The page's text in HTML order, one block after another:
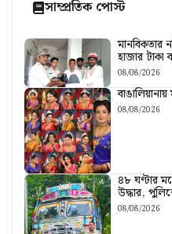
সাম্প্রতিক পোস্ট
মানবিকতার
হাজার টাকা
08/08/2026
08/08/2026
৪৮ ঘণ্টার
উদ্ধার,
08/08/2026